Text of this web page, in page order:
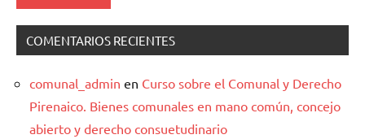
COMENTARIOS RECIENTES
comunal_admin en Curso sobre el Comunal y Derecho
Pirenaico. Bienes comunales en mano común, concejo
abierto y derecho consuetudinario